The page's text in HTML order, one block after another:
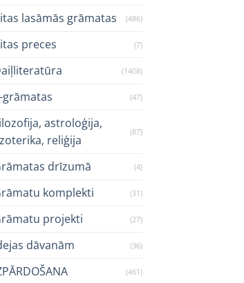
lasāmās grāmatas (486)
preces (7)
(1408)
grāmatas (47)
astroloģija,
reliģija
(87)
drīzumā (4)
komplekti (31)
projekti (27)
dāvanām (36)
(461)